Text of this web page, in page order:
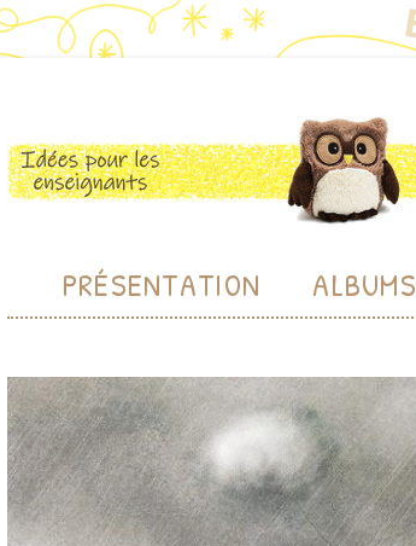
Maternelle de Bambou
PRÉSENTATION ALBUMS